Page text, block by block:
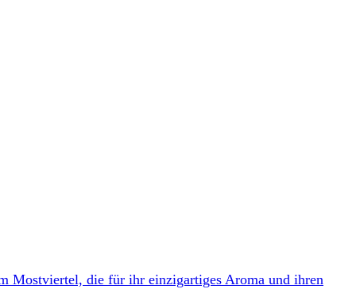
Mostviertel, die für ihr einzigartiges Aroma und ihren